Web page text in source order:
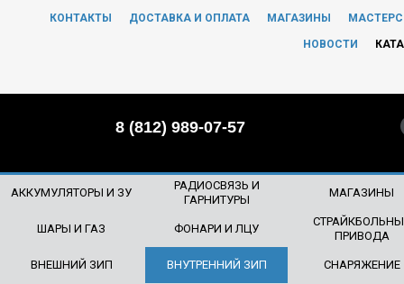
КОНТАКТЫ ДОСТАВКА И ОПЛАТА МАГАЗИНЫ
НОВОСТИ
8 (812) 989-07-57
АККУМУЛЯТОРЫ И ЗУ
РАДИОСВЯЗЬ И
ГАРНИТУРЫ
МАГАЗИНЫ
ШАРЫ И ГАЗ ФОНАРИ И ЛЦУ
ПРИВОДА
ВНЕШНИЙ ЗИП ВНУТРЕННИЙ ЗИП СНАРЯЖЕНИЕ
ЧТО БУДЕМ ИСКАТЬ?